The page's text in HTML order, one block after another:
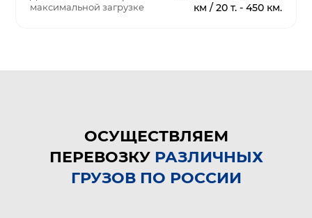
максимальной загрузке
км / 20 т. - 450 км.
ОСУЩЕСТВЛЯЕМ
ПЕРЕВОЗКУРАЗЛИЧНЫХ
ГРУЗОВ ПО РОССИИ